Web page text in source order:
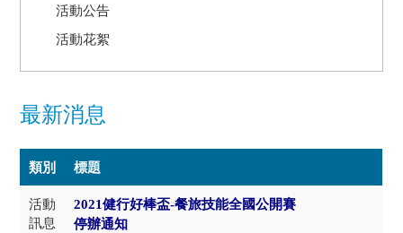
活動公告
活動花絮
最新消息
類別 標題
活動
訊息
2021健行好棒盃-餐旅技能全國公開賽
停辦通知